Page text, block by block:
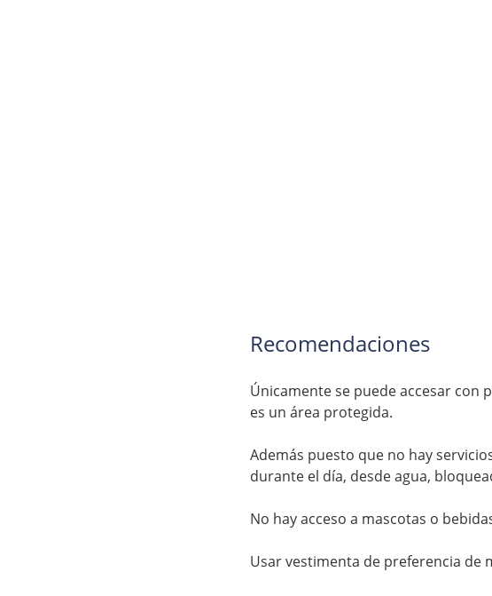
Recomendaciones
Únicamente se puede accesar con
es un área protegida.
Además puesto que no hay
durante el día, desde agua,
No hay acceso a mascotas o
Usar vestimenta de preferencia de